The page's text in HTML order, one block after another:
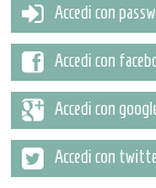
Accedi con
Accedi con
Accedi con
Accedi con